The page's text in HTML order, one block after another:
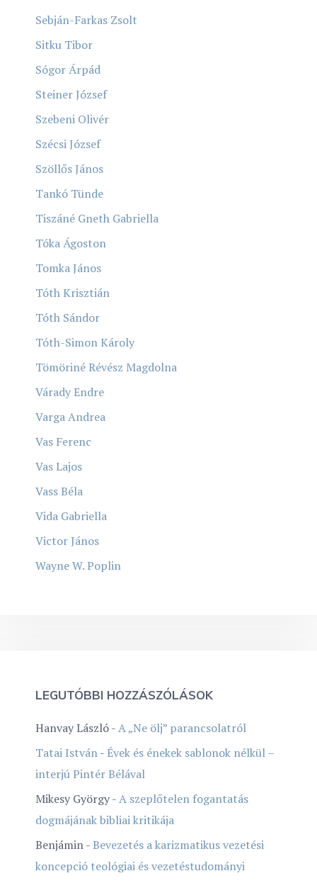
Sebján-Farkas Zsolt
Sitku Tibor
Sógor Árpád
Steiner József
Szebeni Olivér
Szécsi József
Szöllős János
Tankó Tünde
Tiszáné Gneth Gabriella
Tóka Ágoston
Tomka János
Tóth Krisztián
Tóth Sándor
Tóth-Simon Károly
Tömöriné Révész Magdolna
Várady Endre
Varga Andrea
Vas Ferenc
Vas Lajos
Vass Béla
Vida Gabriella
Victor János
Wayne W. Poplin
LEGUTÓBBI HOZZÁSZÓLÁSOK
Hanvay László-A „Ne ölj” parancsolatról
Tatai István- Évek és énekek sablonok nélkül –
interjú Pintér Bélával
Mikesy György-A szeplőtelen fogantatás
dogmájának bibliai kritikája
Benjámin-Bevezetés a karizmatikus vezetési
koncepció teológiai és vezetéstudományi